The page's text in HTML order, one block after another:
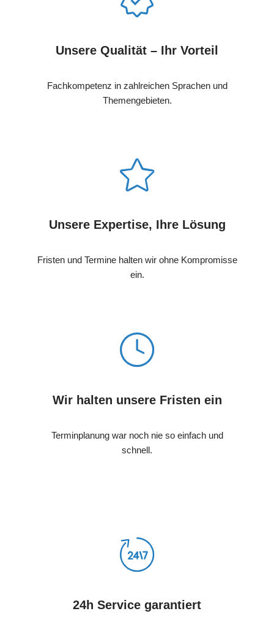
Unsere Qualität – Ihr Vorteil
Fachkompetenz in zahlreichen Sprachen und
Themengebieten.
Unsere Expertise, Ihre Lösung
Fristen und Termine halten wir ohne Kompromisse
ein.
Wir halten unsere Fristen ein
Terminplanung war noch nie so einfach und
schnell.
24h Service garantiert